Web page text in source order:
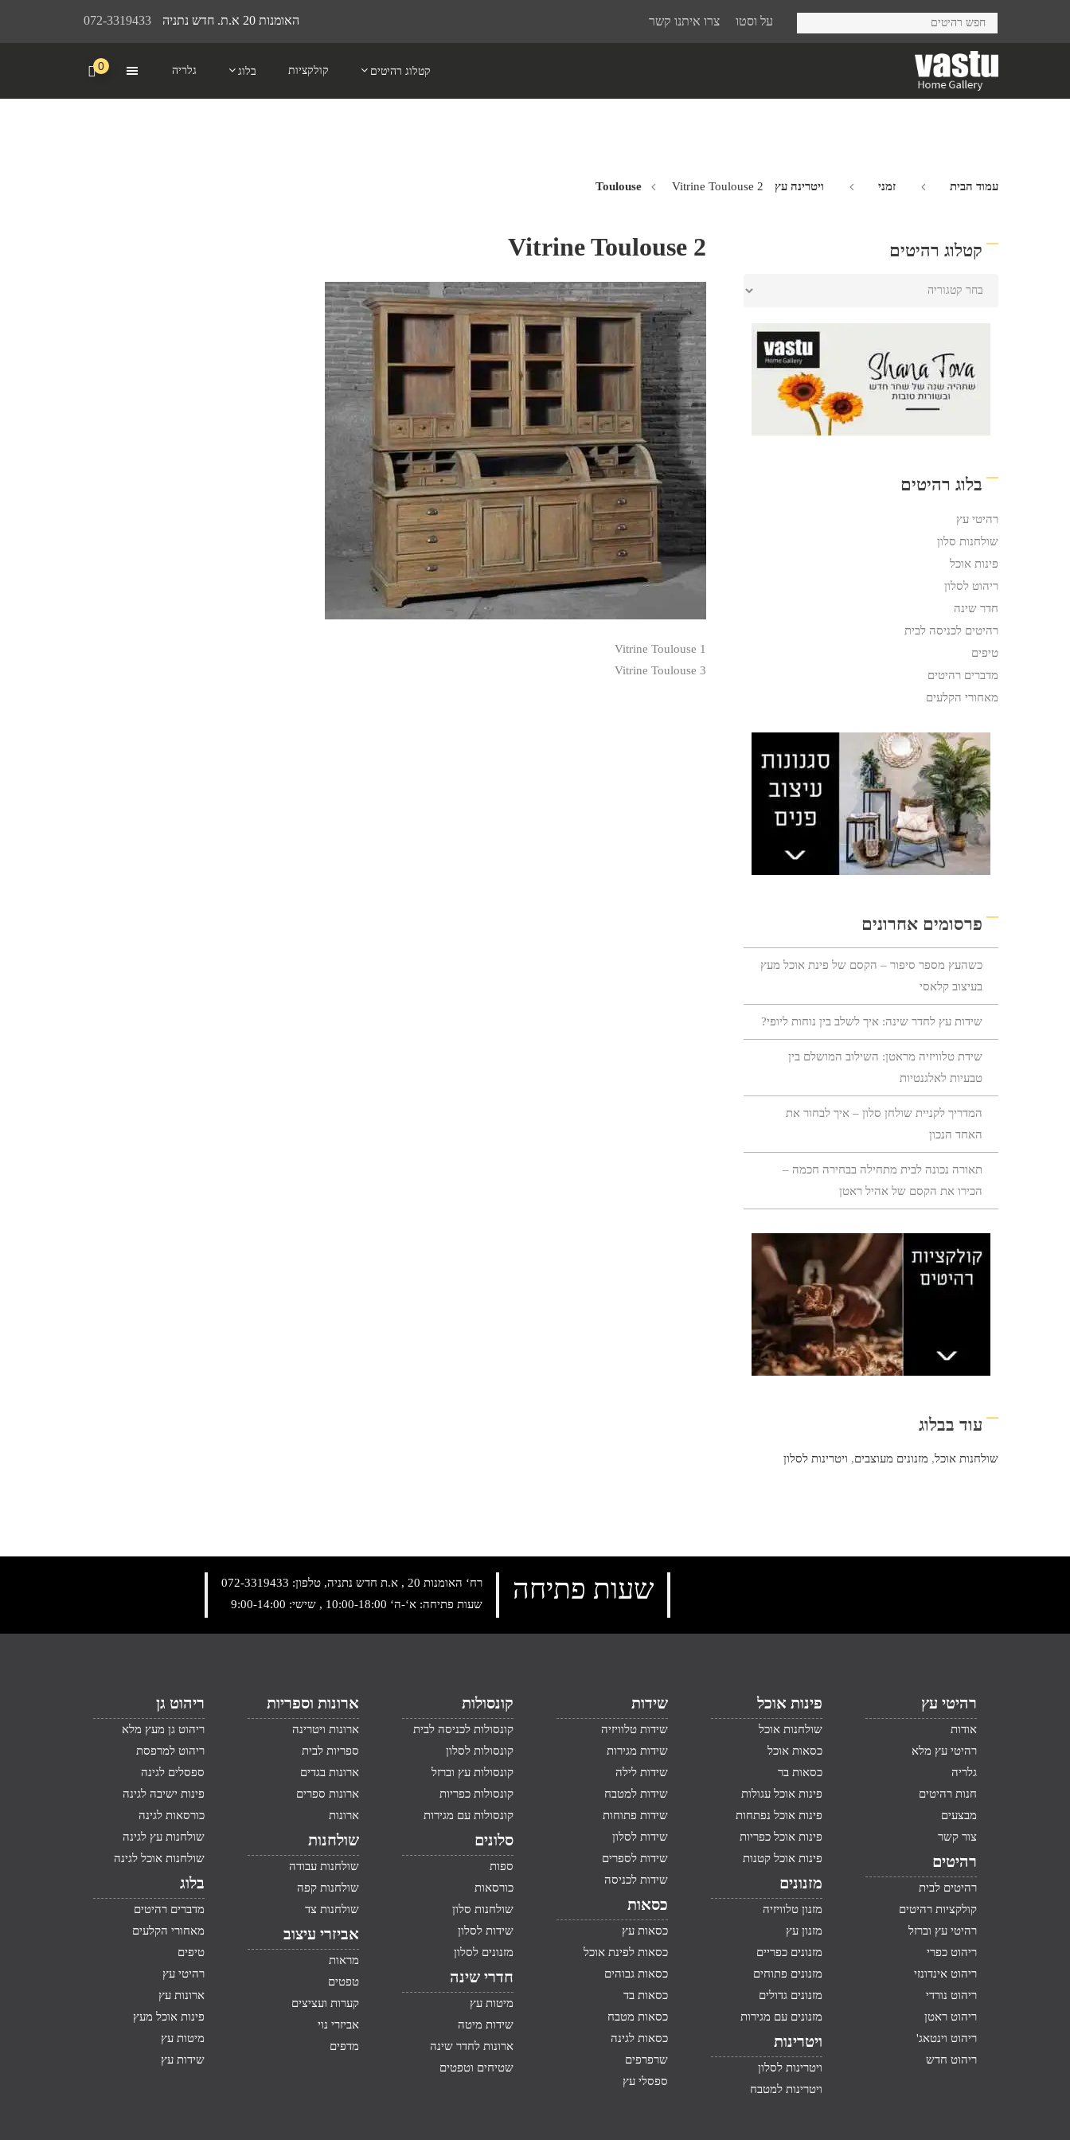
072-3319433 האומנות 20 א.ת. חדש נתניה על וסטו צרו איתנו קשר
קטלוג רהיטים קולקציות בלוג גלריה 0
עמוד הבית זמני ויטרינה עץ Toulouse Vitrine Toulouse 2
Vitrine Toulouse 2
Vitrine Toulouse 1
Vitrine Toulouse 3
קטלוג רהיטים
בלוג רהיטים
רהיטי עץ
שולחנות סלון
פינות אוכל
ריהוט לסלון
חדר שינה
רהיטים לכניסה לבית
טיפים
מדברים רהיטים
מאחורי הקלעים
פרסומים אחרונים
כשהעץ מספר סיפור – הקסם של פינת אוכל מעץ
בעיצוב קלאסי
שידות עץ לחדר שינה: איך לשלב בין נוחות ליופי?
שידת טלוויזיה מראטן: השילוב המושלם בין
טבעיות לאלגנטיות
המדריך לקניית שולחן סלון – איך לבחור את
האחד הנכון
תאורה נכונה לבית מתחילה בבחירה חכמה –
הכירו את הקסם של אהיל ראטן
עוד בבלוג
שולחנות אוכל, מזנונים מעוצבים, ויטרינות לסלון
רח‘ האומנות 20 , א.ת חדש נתניה, טלפון:
072-3319433
שעות פתיחה: א‘-ה‘ 10:00-18:00 , שישי: 9:00-14:00
שעות פתיחה
רהיטי עץ
אודות
רהיטי עץ מלא
גלריה
חנות רהיטים
מבצעים
צור קשר
רהיטים
רהיטים לבית
קולקציות רהיטים
רהיטי עץ וברזל
ריהוט כפרי
ריהוט אינדונזי
ריהוט נורדי
ריהוט ראטן
ריהוט וינטאג'
ריהוט חדש
פינות אוכל
שולחנות אוכל
כסאות אוכל
כסאות בר
פינות אוכל עגולות
פינות אוכל נפתחות
פינות אוכל כפריות
פינות אוכל קטנות
מזנונים
מזנון טלוויזיה
מזנון עץ
מזנונים כפריים
מזנונים פתוחים
מזנונים גדולים
מזנונים עם מגירות
ויטרינות
ויטרינות לסלון
ויטרינות למטבח
שידות
שידות טלוויזיה
שידות מגירות
שידות לילה
שידות למטבח
שידות פתוחות
שידות לסלון
שידות לספרים
שידות לכניסה
כסאות
כסאות עץ
כסאות לפינת אוכל
כסאות גבוהים
כסאות בד
כסאות מטבח
כסאות לגינה
שרפרפים
ספסלי עץ
קונסולות
קונסולות לכניסה לבית
קונסולות לסלון
קונסולות עץ וברזל
קונסולות כפריות
קונסולות עם מגירות
סלונים
ספות
כורסאות
שולחנות סלון
שידות לסלון
מזנונים לסלון
חדרי שינה
מיטות עץ
שידות מיטה
ארונות לחדר שינה
שטיחים וטפטים
ארונות וספריות
ארונות ויטרינה
ספריות לבית
ארונות בגדים
ארונות ספרים
ארונות
שולחנות
שולחנות עבודה
שולחנות קפה
שולחנות צד
אביזרי עיצוב
מראות
טפטים
קערות ועציצים
אביזרי נוי
מדפים
ריהוט גן
ריהוט גן מעץ מלא
ריהוט למרפסת
ספסלים לגינה
פינות ישיבה לגינה
כורסאות לגינה
שולחנות עץ לגינה
שולחנות אוכל לגינה
בלוג
מדברים רהיטים
מאחורי הקלעים
טיפים
רהיטי עץ
ארונות עץ
פינות אוכל מעץ
מיטות עץ
שידות עץ